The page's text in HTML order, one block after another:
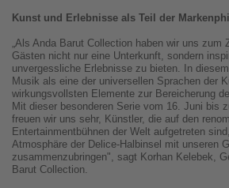
Kunst und Erlebnisse als Teil der
„Als Anda Barut Collection haben wir uns zum
Gästen nicht nur eine Unterkunft, sondern
unvergessliche Erlebnisse zu bieten. In
Musik als eine der universellen Sprachen der
wirkungsvollsten Elemente zur Bereicherung
Mit dieser besonderen Serie vom 16. Juni bis
freuen wir uns sehr, Künstler, die auf den
Entertainmentbühnen der Welt aufgetreten
Atmosphäre der Delice-Halbinsel mit unseren
zusammenzubringen", sagt Korhan Kelebek,
Barut Collection.